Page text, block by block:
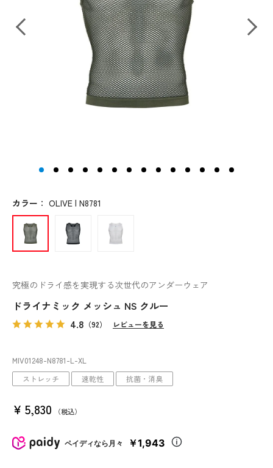
究極のドライ感を実現する次世代のアンダーウェア
ドライナミック メッシュ NS クルー
4.8 （92） レビューを見る
MIV01248-N8781-L-XL
ストレッチ
速乾性 抗菌・消臭
¥ 5,830 税込
ペイディなら月々 ￥1,943
カラー ： OLIVE | N8781